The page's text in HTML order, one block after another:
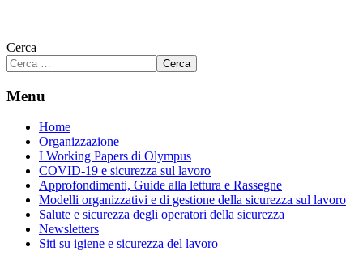
Cerca
Cerca
Menu
Home
Organizzazione
I Working Papers di Olympus
COVID-19 e sicurezza sul lavoro
Approfondimenti, Guide alla lettura e Rassegne
Modelli organizzativi e di gestione della sicurezza sul lavoro
Salute e sicurezza degli operatori della sicurezza
Newsletters
Siti su igiene e sicurezza del lavoro